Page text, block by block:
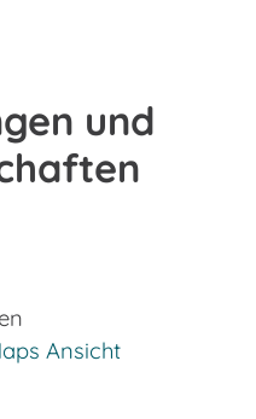
und
Ansicht